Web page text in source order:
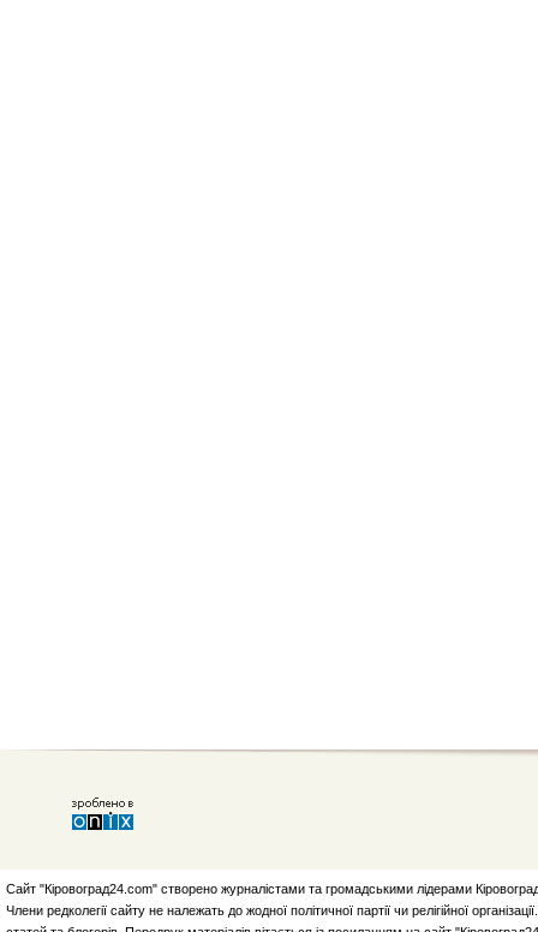
Сайт "Кіровоград24.com" створено журналістами та громадськими лідерами
Члени редколегії сайту не належать до жодної політичної партії чи релігійної